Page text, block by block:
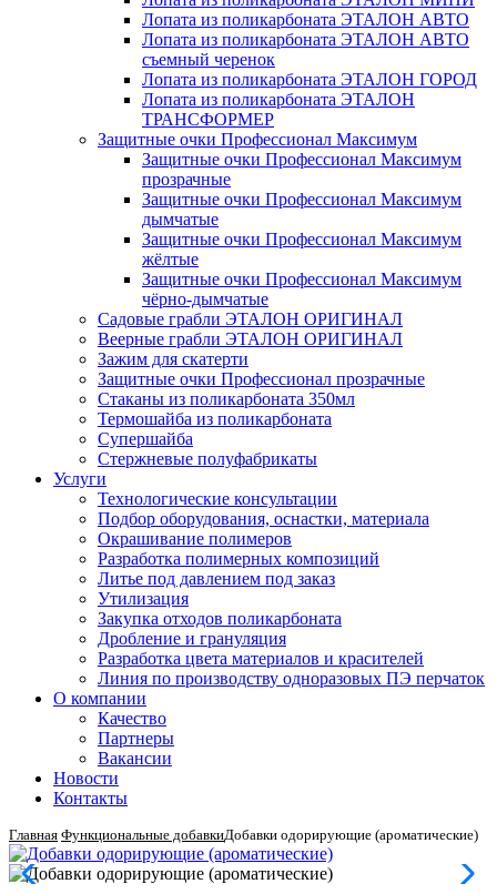
Лопата из поликарбоната ЭТАЛОН АВТО
Лопата из поликарбоната ЭТАЛОН АВТО
съемный черенок
Лопата из поликарбоната ЭТАЛОН ГОРОД
Лопата из поликарбоната ЭТАЛОН
ТРАНСФОРМЕР
Защитные очки Профессионал Максимум
Защитные очки Профессионал Максимум
прозрачные
Защитные очки Профессионал Максимум
дымчатые
Защитные очки Профессионал Максимум
жёлтые
Защитные очки Профессионал Максимум
чёрно-дымчатые
Садовые грабли ЭТАЛОН ОРИГИНАЛ
Веерные грабли ЭТАЛОН ОРИГИНАЛ
Зажим для скатерти
Защитные очки Профессионал прозрачные
Стаканы из поликарбоната 350мл
Термошайба из поликарбоната
Супершайба
Стержневые полуфабрикаты
Услуги
Технологические консультации
Подбор оборудования, оснастки, материала
Окрашивание полимеров
Разработка полимерных композиций
Литье под давлением под заказ
Утилизация
Закупка отходов поликарбоната
Дробление и грануляция
Разработка цвета материалов и красителей
Линия по производству одноразовых ПЭ перчаток
О компании
Качество
Партнеры
Вакансии
Новости
Контакты
Главная Функциональные добавкиДобавки одорирующие (ароматические)